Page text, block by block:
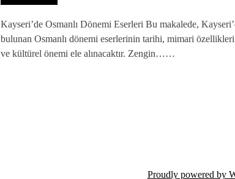
Kayseri’de Osmanlı Dönemi Eserleri Bu makalede,
bulunan Osmanlı dönemi eserlerinin tarihi, mimari özellikleri
ve kültürel önemi ele alınacaktır. Zengin……
Proudly powered by